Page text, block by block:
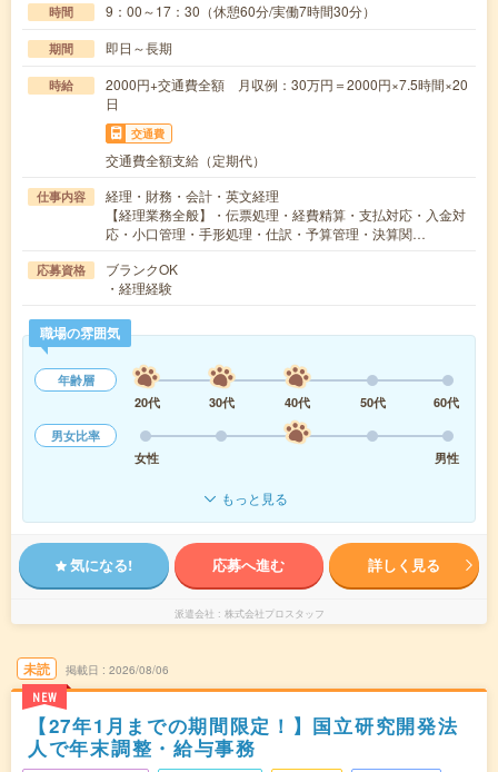
時間 9：00～17：30（休憩60分/実働7時間30分）
期間 即日～長期
時給
2000円+交通費全額 月収例：30万円＝2000円×7.5時間×20
日
交通費
交通費全額支給（定期代）
仕事内容
経理・財務・会計・英文経理
【経理業務全般】・伝票処理・経費精算・支払対応・入金対
応・小口管理・手形処理・仕訳・予算管理・決算関…
応募資格
ブランクOK
・経理経験
職場の雰囲気
年齢層
20代
30代 40代 50代
60代
男女比率
女性
男性
もっと見る
気になる! 応募へ進む 詳しく見る
派遣会社 株式会社プロスタッフ
未読
NEW
掲載日 2026/08/06
【27年1月までの期間限定！】国立研究開発法
人で年末調整・給与事務